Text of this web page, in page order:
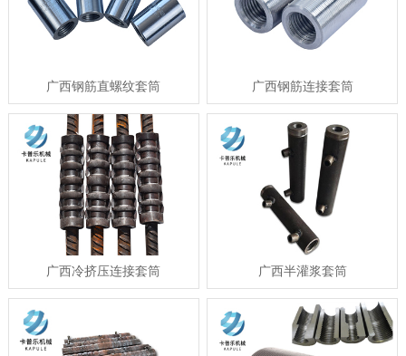
广西钢筋直螺纹套筒 广西钢筋连接套筒
广西冷挤压连接套筒 广西半灌浆套筒